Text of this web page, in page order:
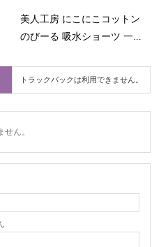
美人工房 にこにこコットン
のびーる 吸水ショーツ 一...
トラックバックは利用できません。
ん。